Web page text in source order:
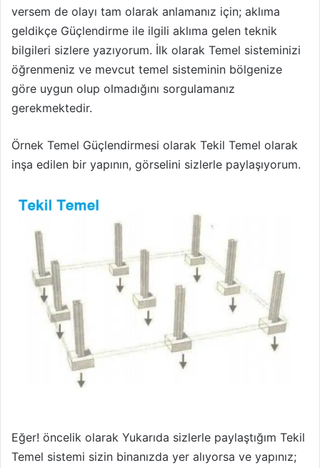
versem de olayı tam olarak anlamanız için; aklıma
geldikçe Güçlendirme ile ilgili aklıma gelen teknik
bilgileri sizlere yazıyorum. İlk olarak Temel sisteminizi
öğrenmeniz ve mevcut temel sisteminin bölgenize
göre uygun olup olmadığını sorgulamanız
gerekmektedir.
Örnek Temel Güçlendirmesi olarak Tekil Temel olarak
inşa edilen bir yapının, görselini sizlerle paylaşıyorum.
Eğer! öncelik olarak Yukarıda sizlerle paylaştığım Tekil
Temel sistemi sizin binanızda yer alıyorsa ve yapınız;